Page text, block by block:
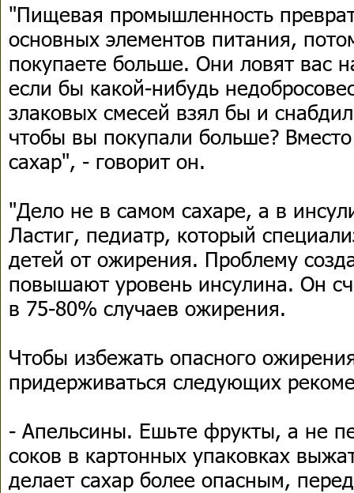
"Пищевая промышленность
основных элементов питания,
покупаете больше. Они ловят вас
если бы какой-нибудь
злаковых смесей взял бы и
чтобы вы покупали больше?
сахар", - говорит он.
"Дело не в самом сахаре, а в
Ластиг, педиатр, который
детей от ожирения. Проблему
повышают уровень инсулина. Он
в 75-80% случаев ожирения.
Чтобы избежать опасного
придерживаться следующих
- Апельсины. Ешьте фрукты, а не
соков в картонных упаковках
делает сахар более опасным,